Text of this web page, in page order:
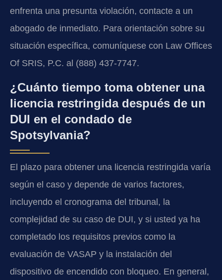
enfrenta una presunta violación, contacte a un
abogado de inmediato. Para orientación sobre su
situación específica, comuníquese con Law Offices
Of SRIS, P.C. al (888) 437-7747.
¿Cuánto tiempo toma obtener una
licencia restringida después de un
DUI en el condado de
Spotsylvania?
El plazo para obtener una licencia restringida varía
según el caso y depende de varios factores,
incluyendo el cronograma del tribunal, la
complejidad de su caso de DUI, y si usted ya ha
completado los requisitos previos como la
evaluación de VASAP y la instalación del
dispositivo de encendido con bloqueo. En general,